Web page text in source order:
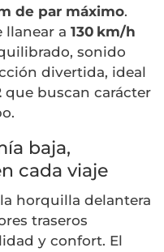
de par máximo.
llanear a130 km/h
sonido
divertida, ideal
que buscan carácter
baja,
cada viaje
horquilla delantera
traseros
y confort. El